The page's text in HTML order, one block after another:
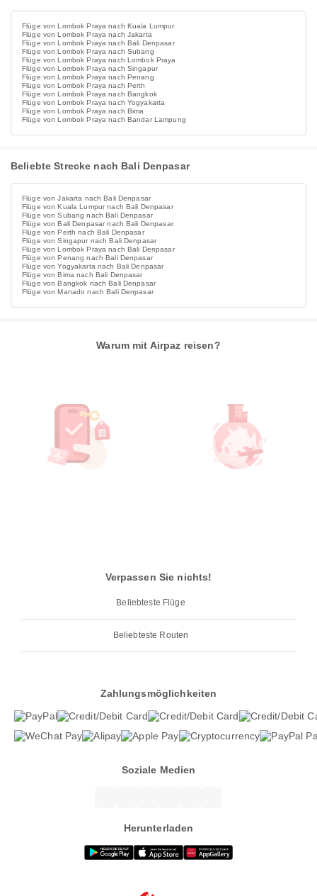
Flüge von Lombok Praya nach Kuala Lumpur
Flüge von Lombok Praya nach Jakarta
Flüge von Lombok Praya nach Bali Denpasar
Flüge von Lombok Praya nach Subang
Flüge von Lombok Praya nach Lombok Praya
Flüge von Lombok Praya nach Singapur
Flüge von Lombok Praya nach Penang
Flüge von Lombok Praya nach Perth
Flüge von Lombok Praya nach Bangkok
Flüge von Lombok Praya nach Yogyakarta
Flüge von Lombok Praya nach Bima
Flüge von Lombok Praya nach Bandar Lampung
Beliebte Strecke nach Bali Denpasar
Flüge von Jakarta nach Bali Denpasar
Flüge von Kuala Lumpur nach Bali Denpasar
Flüge von Subang nach Bali Denpasar
Flüge von Bali Denpasar nach Bali Denpasar
Flüge von Perth nach Bali Denpasar
Flüge von Singapur nach Bali Denpasar
Flüge von Lombok Praya nach Bali Denpasar
Flüge von Penang nach Bali Denpasar
Flüge von Yogyakarta nach Bali Denpasar
Flüge von Bima nach Bali Denpasar
Flüge von Bangkok nach Bali Denpasar
Flüge von Manado nach Bali Denpasar
Warum mit Airpaz reisen?
Verpassen Sie nichts!
Beliebteste Flüge
Beliebteste Routen
Zahlungsmöglichkeiten
Soziale Medien
Herunterladen